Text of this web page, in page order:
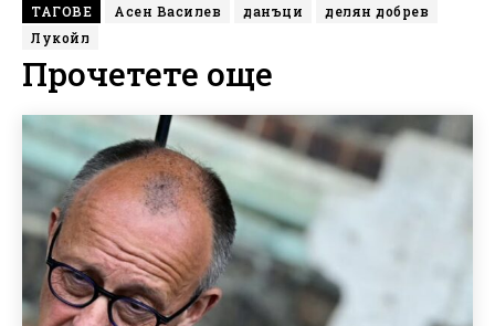
ТАГОВЕ Асен Василев данъци
делян добрев
Лукойл
Прочетете още